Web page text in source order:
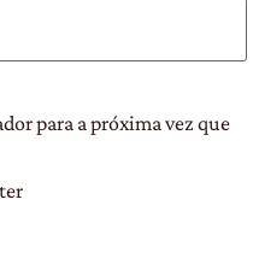
para a próxima vez que